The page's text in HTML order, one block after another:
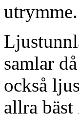
utrymme.
samlar
också
allra